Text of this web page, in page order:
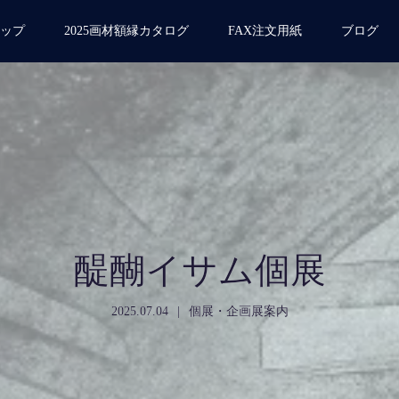
プ 2025画材額縁カタログ FAX注文用紙 ブログ
醍醐イサム個展
2025.07.04 個展・企画展案内